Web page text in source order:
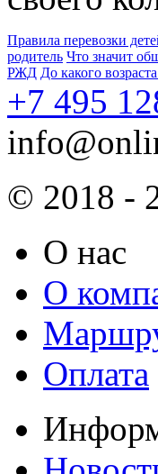
Правила перевозки
родитель Что значит
РЖД До какого
+7 495
© 2018 -
О нас
О
Оплата